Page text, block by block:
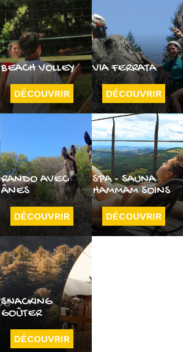
BEACH VOLLEY
DÉCOUVRIR
VIA FERRATA
DÉCOUVRIR
RANDO AVEC
ÂNES
DÉCOUVRIR
SPA - SAUNA
HAMMAM SOINS
DÉCOUVRIR
SNACKING
GOÛTER
DÉCOUVRIR